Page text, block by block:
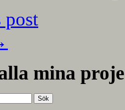
post
mina